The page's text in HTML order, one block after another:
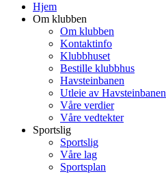
Hjem
Om klubben
Om klubben
Kontaktinfo
Klubbhuset
Bestille klubbhus
Havsteinbanen
Utleie av Havsteinbanen
Våre verdier
Våre vedtekter
Sportslig
Sportslig
Våre lag
Sportsplan